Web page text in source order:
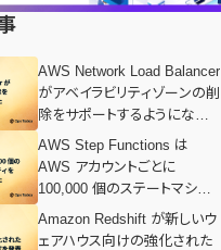
AWS Network Load Balancer
がアベイラビリティゾーンの削
除をサポートするようになりま
した
AWS Step Functions は
AWS アカウントごとに
100,000 個のステートマシン
とアクティビティをサポートす
るようになりました
Amazon Redshift が新しいウ
ェアハウス向けの強化された